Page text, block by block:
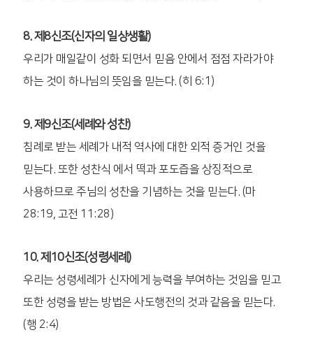
8. 제8신조(신자의 일상생활)
우리가 매일같이 성화 되면서 믿음 안에서 점점 자라가야
하는 것이 하나님의 뜻임을 믿는다. (히 6:1)
9. 제9신조(세례와 성찬)
침례로 받는 세례가 내적 역사에 대한 외적 증거인 것을
믿는다. 또한 성찬식 에서 떡과 포도즙을 상징적으로
사용하므로 주님의 성찬을 기념하는 것을 믿는다. (마
28:19, 고전 11:28)
10. 제10신조(성령세례)
우리는 성령세례가 신자에게 능력을 부여하는 것임을 믿고
또한 성령을 받는 방법은 사도행전의 것과 같음을 믿는다.
(행 2:4)